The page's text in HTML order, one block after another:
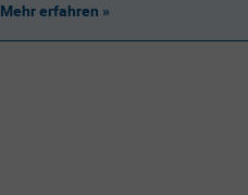
Mehr erfahren